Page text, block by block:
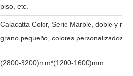
piso, etc.
Calacatta Color, Serie Marble, doble y
grano pequeño, colores personalizados.
(2800-3200)mm*(1200-1600)mm